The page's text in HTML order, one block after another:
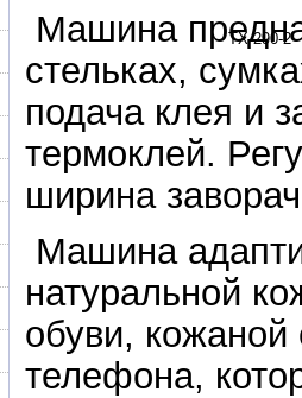
Машина
стельках,
подача клея и
термоклей.
ширина
Машина
натуральной
обуви,
телефона,